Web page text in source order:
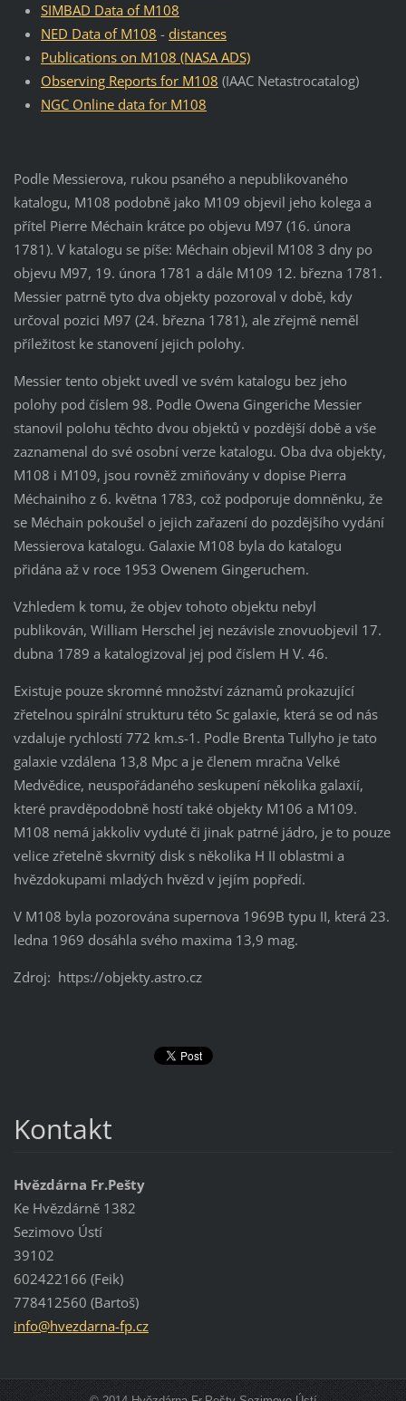
SIMBAD Data of M108
NED Data of M108 - distances
Publications on M108 (NASA ADS)
Observing Reports for M108 (IAAC Netastrocatalog)
NGC Online data for M108
Podle Messierova, rukou psaného a nepublikovaného
katalogu, M108 podobně jako M109 objevil jeho kolega a
přítel Pierre Méchain krátce po objevu M97 (16. února
1781). V katalogu se píše: Méchain objevil M108 3 dny po
objevu M97, 19. února 1781 a dále M109 12. března 1781.
Messier patrně tyto dva objekty pozoroval v době, kdy
určoval pozici M97 (24. března 1781), ale zřejmě neměl
příležitost ke stanovení jejich polohy.
Messier tento objekt uvedl ve svém katalogu bez jeho
polohy pod číslem 98. Podle Owena Gingeriche Messier
stanovil polohu těchto dvou objektů v pozdější době a vše
zaznamenal do své osobní verze katalogu. Oba dva objekty,
M108 i M109, jsou rovněž zmiňovány v dopise Pierra
Méchainiho z 6. května 1783, což podporuje domněnku, že
se Méchain pokoušel o jejich zařazení do pozdějšího vydání
Messierova katalogu. Galaxie M108 byla do katalogu
přidána až v roce 1953 Owenem Gingeruchem.
Vzhledem k tomu, že objev tohoto objektu nebyl
publikován, William Herschel jej nezávisle znovuobjevil 17.
dubna 1789 a katalogizoval jej pod číslem H V. 46.
Existuje pouze skromné množství záznamů prokazující
zřetelnou spirální strukturu této Sc galaxie, která se od nás
vzdaluje rychlostí 772 km.s-1. Podle Brenta Tullyho je tato
galaxie vzdálena 13,8 Mpc a je členem mračna Velké
Medvědice, neuspořádaného seskupení několika galaxií,
které pravděpodobně hostí také objekty M106 a M109.
M108 nemá jakkoliv vyduté či jinak patrné jádro, je to pouze
velice zřetelně skvrnitý disk s několika H II oblastmi a
hvězdokupami mladých hvězd v jejím popředí.
V M108 byla pozorována supernova 1969B typu II, která 23.
ledna 1969 dosáhla svého maxima 13,9 mag.
Zdroj: https://objekty.astro.cz
Kontakt
Hvězdárna Fr.Pešty
Ke Hvězdárně 1382
Sezimovo Ústí
39102
602422166 (Feik)
778412560 (Bartoš)
info@hvezdarna-fp.cz